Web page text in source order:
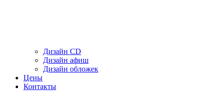
Дизайн CD
Дизайн афиш
Дизайн обложек
Цены
Контакты